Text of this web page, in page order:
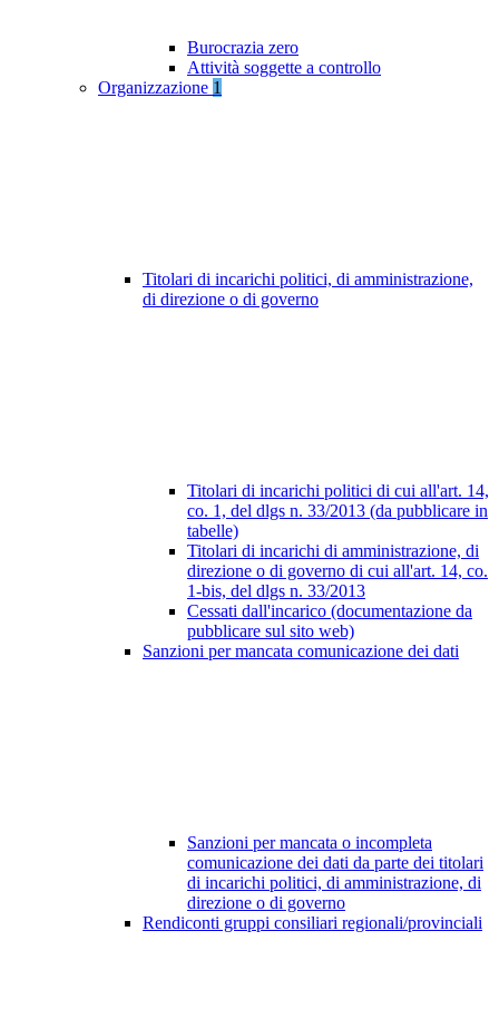
Burocrazia zero
Attività soggette a controllo
Organizzazione 1
Titolari di incarichi politici, di amministrazione,
di direzione o di governo
Titolari di incarichi politici di cui all'art. 14,
co. 1, del dlgs n. 33/2013 (da pubblicare in
tabelle)
Titolari di incarichi di amministrazione, di
direzione o di governo di cui all'art. 14, co.
1-bis, del dlgs n. 33/2013
Cessati dall'incarico (documentazione da
pubblicare sul sito web)
Sanzioni per mancata comunicazione dei dati
Sanzioni per mancata o incompleta
comunicazione dei dati da parte dei titolari
di incarichi politici, di amministrazione, di
direzione o di governo
Rendiconti gruppi consiliari regionali/provinciali